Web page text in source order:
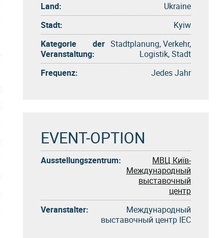
Land:
Ukraine
Stadt:
Kyiw
Kategorie der
Veranstaltung:
Stadtplanung, Verkehr,
Logistik, Stadt
Frequenz:
Jedes Jahr
EVENT-OPTION
Ausstellungszentrum:
МВЦ Київ-
Международный
выставочный
центр
Veranstalter:
Международный
выставочный центр IEC